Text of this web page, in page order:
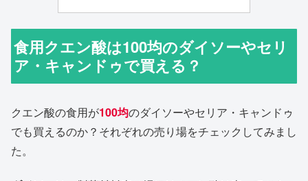
食用クエン酸は100均のダイソーやセリ
ア・キャンドゥで買える？
クエン酸の食用が100均のダイソーやセリア・キャンドゥ
でも買えるのか？それぞれの売り場をチェックしてみまし
た。